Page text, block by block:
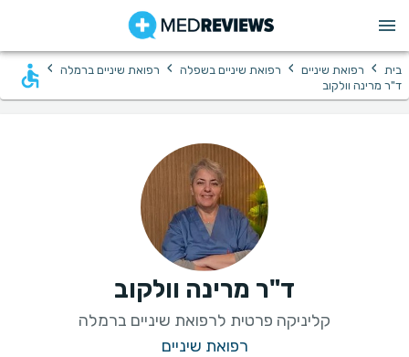
בית › רפואת שיניים › רפואת שיניים בשפלה › רפואת שיניים ברמלה ›
ד"ר מרינה וולקוב
ד"ר מרינה וולקוב
קליניקה פרטית לרפואת שיניים ברמלה
רפואת שיניים